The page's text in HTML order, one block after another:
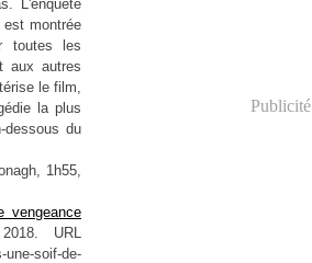
L'enquête
montrée
toutes les
aux autres
le film,
la plus
dessous du
1h55,
URL
soif-de-
Publicité